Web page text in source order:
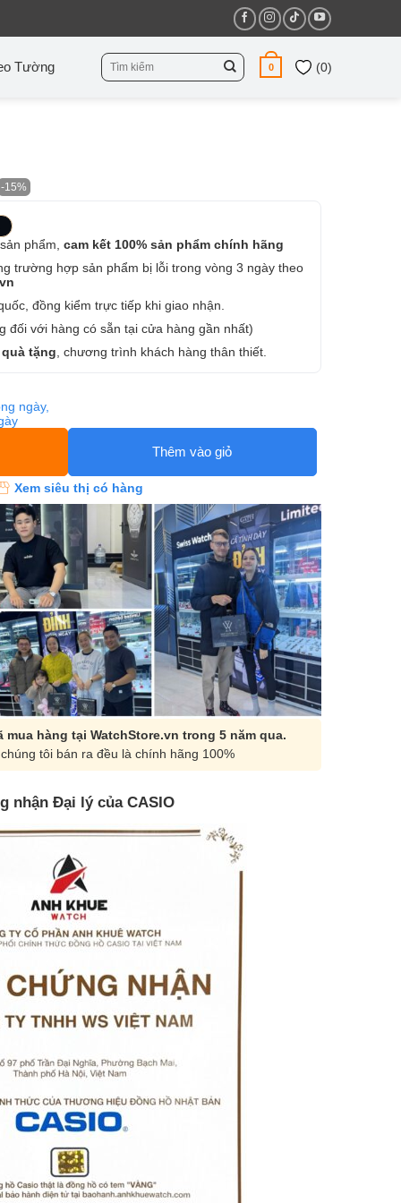
Tường
Tìm
kiếm:
0 (0)
-15%
phẩm, cam kết 100% sản phẩm chính hãng
trường hợp sản phẩm bị lỗi trong vòng 3 ngày theo
đồng kiểm trực tiếp khi giao nhận.
đối với hàng có sẵn tại cửa hàng gần nhất)
tặng , chương trình khách hàng thân thiết.
ngày,
Thêm vào giỏ
Xem siêu thị có hàng
mua hàng tại WatchStore.vn trong 5 năm qua.
tôi bán ra đều là chính hãng 100%
nhận Đại lý của CASIO